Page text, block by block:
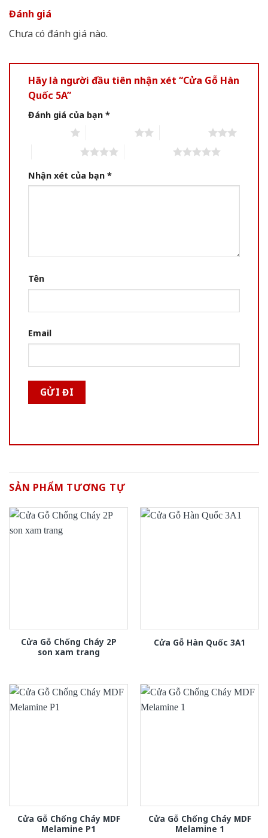
Đánh giá
Chưa có đánh giá nào.
Hãy là người đầu tiên nhận xét “Cửa Gỗ Hàn
Quốc 5A”
Đánh giá của bạn *
Nhận xét của bạn *
Tên
Email
SẢN PHẨM TƯƠNG TỰ
Cửa Gỗ Chống Cháy 2P
son xam trang
Cửa Gỗ Hàn Quốc 3A1
Cửa Gỗ Chống Cháy MDF
Melamine P1
Cửa Gỗ Chống Cháy MDF
Melamine 1